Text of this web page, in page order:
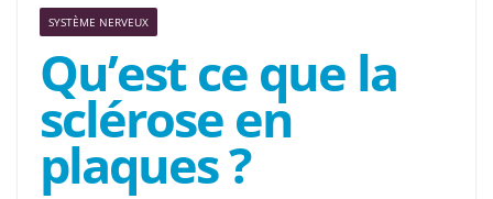
SYSTÈME NERVEUX
Qu’est ce que la
sclérose en
plaques ?